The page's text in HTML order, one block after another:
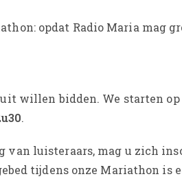
opdat Radio Maria mag
willen bidden. We starten op
.
van luisteraars, mag u zich
tijdens onze Mariathon is